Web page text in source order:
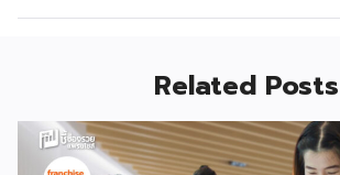
Related Posts